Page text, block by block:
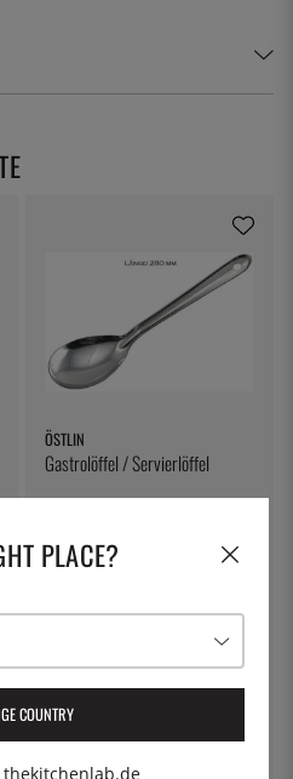
ÖSTLIN
Gastrolöffel / Servierlöffel
PLACE?
COUNTRY